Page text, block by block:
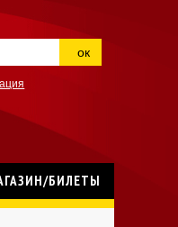
ок
БИЛЕТЫ